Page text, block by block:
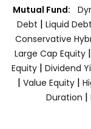
Mutual Fund:
Debt | Liquid Debt
Conservative
Large Cap Equity |
Equity| Dividend
| Value Equity |
Duration |